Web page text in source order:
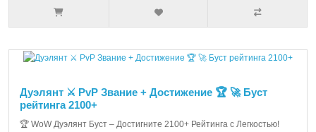
Дуэлянт ⚔️ PvP Звание + Достижение 🏆 🚀 Буст
рейтинга 2100+
🏆 WoW Дуэлянт Буст – Достигните 2100+ Рейтинга с Легкостью!